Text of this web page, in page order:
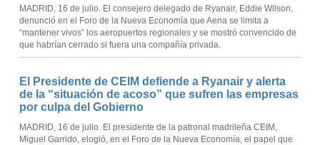
MADRID, 16 de julio. El consejero delegado de Ryanair, Eddie Wilson,
denunció en el Foro de la Nueva Economía que Aena se limita a
“mantener vivos” los aeropuertos regionales y se mostró convencido de
que habrían cerrado si fuera una compañía privada.
El Presidente de CEIM defiende a Ryanair y alerta
de la “situación de acoso” que sufren las empresas
por culpa del Gobierno
MADRID, 16 de julio. El presidente de la patronal madrileña CEIM,
Miguel Garrido, elogió, en el Foro de la Nueva Economía, el papel que